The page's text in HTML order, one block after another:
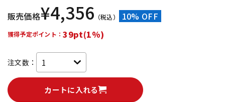
販売価格¥4,356 （税込） 10% OFF
獲得予定ポイント：39pt(1%)
注文数：
カートに入れる